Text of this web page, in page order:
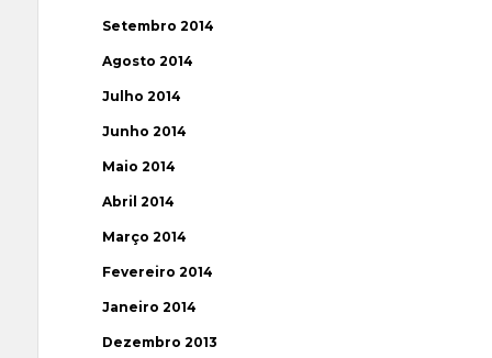
Setembro 2014
Agosto 2014
Julho 2014
Junho 2014
Maio 2014
Abril 2014
Março 2014
Fevereiro 2014
Janeiro 2014
Dezembro 2013